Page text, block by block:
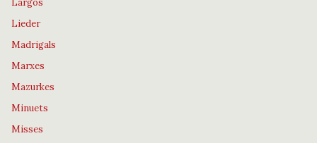
Largos
Lieder
Madrigals
Marxes
Mazurkes
Minuets
Misses